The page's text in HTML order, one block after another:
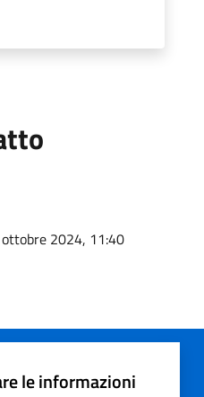
2024, 11:40
le informazioni